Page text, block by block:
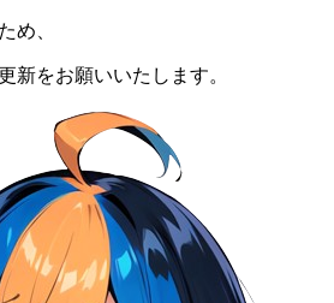
め、
新をお願いいたします。